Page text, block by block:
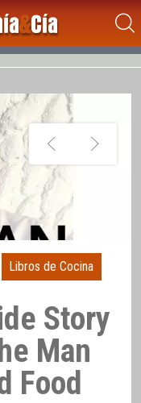
Libros de Cocina
Story
Man
Food